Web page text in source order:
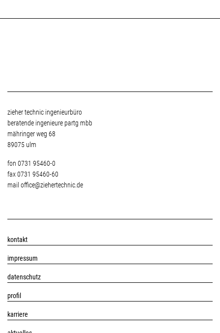
zieher technic ingenieurbüro
beratende ingenieure partg mbb
mähringer weg 68
89075 ulm
fon 0731 95460-0
fax 0731 95460-60
mail office@ziehertechnic.de
kontakt
impressum
datenschutz
profil
karriere